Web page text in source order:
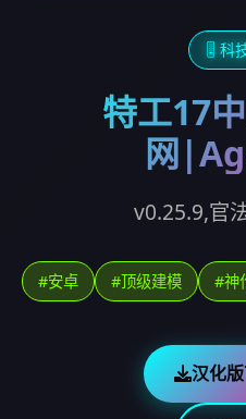
🎚️ 科
特工17
网
v0.25.9,官
#安卓 #顶级建模 #神
汉化